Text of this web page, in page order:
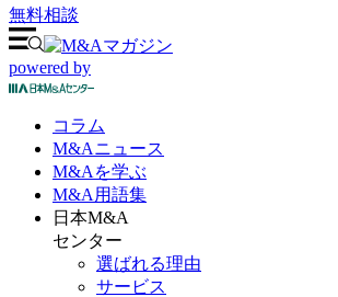
無料相談
powered by
コラム
M&Aニュース
M&Aを学ぶ
M&A 用語集
日本M&A
センター
選ばれる理由
サービス